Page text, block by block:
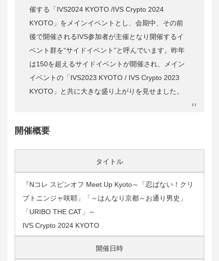
催する「IVS2024 KYOTO /IVS Crypto 2024
KYOTO」をメインイベントとし、会期中、その前
後で開催されるIVS参加者が主催となり開催するイ
ベント群を“サイドイベント”と呼んでいます。 昨年
は150を超えるサイドイベントが開催され、メイン
イベントの「IVS2023 KYOTO / IVS Crypto 2023
KYOTO」と共に大きな盛り上がりを見せました。
開催概要
タイトル
『Nコレ スピンオフ Meet Up Kyoto～「忍ばない！クリ
プトニンジャ咲耶」「～はんなり京都～お通り男史」
「URIBO THE CAT」～
IVS Crypto 2024 KYOTO
開催日時